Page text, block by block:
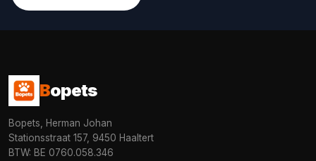
Bopets
Bopets, Herman Johan
Stationsstraat 157, 9450 Haaltert
BTW: BE 0760.058.346